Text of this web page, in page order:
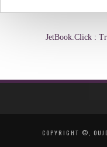
JetBook.Click :
COPYRIGHT ©,